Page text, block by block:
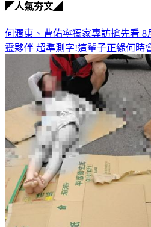
◤人氣夯文◢
何潤東、曹佑寧獨家專訪搶先看 8
靈夥伴 超準測字!這輩子正緣何時